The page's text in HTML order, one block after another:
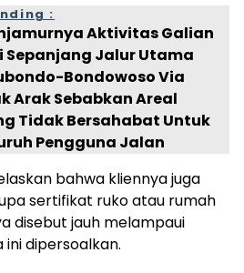
:
Aktivitas Galian
Sepanjang Jalur Utama
Bondowoso Via
Arak Sebabkan Areal
Tidak Bersahabat Untuk
Pengguna Jalan
bahwa kliennya juga
sertifikat ruko atau rumah
disebut jauh melampaui
dipersoalkan.